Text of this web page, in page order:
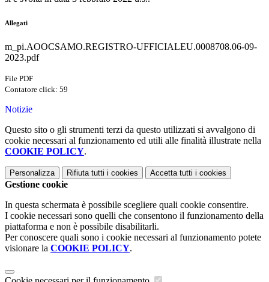
Allegati
m_pi.AOOCSAMO.REGISTRO-UFFICIALEU.0008708.06-09-
2023.pdf
File PDF
Contatore click: 59
Notizie
Questo sito o gli strumenti terzi da questo utilizzati si avvalgono di
cookie necessari al funzionamento ed utili alle finalità illustrate nella
COOKIE POLICY.
Personalizza Rifiuta tutti i cookies Accetta tutti i cookies
Gestione cookie
In questa schermata è possibile scegliere quali cookie consentire.
I cookie necessari sono quelli che consentono il funzionamento della
piattaforma e non è possibile disabilitarli.
Per conoscere quali sono i cookie necessari al funzionamento potete
visionare la COOKIE POLICY.